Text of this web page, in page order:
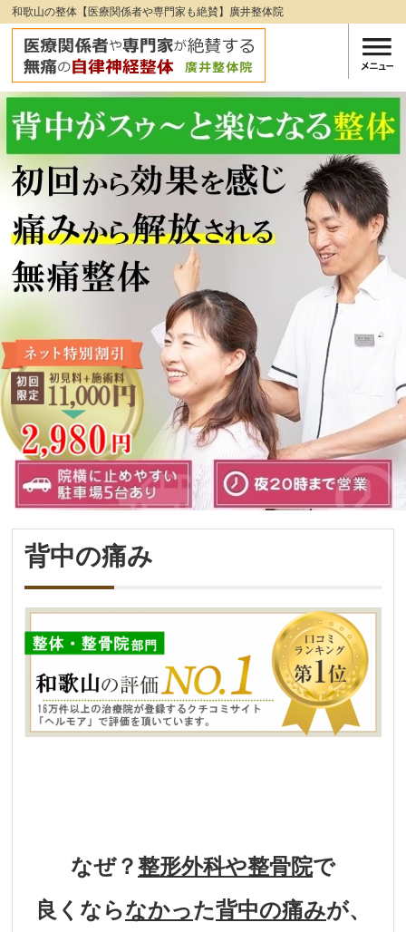
和歌山の整体【医療関係者や専門家も絶賛】廣井整体院
背中の痛み
なぜ？整形外科や整骨院で
良くならなかった背中の痛みが、